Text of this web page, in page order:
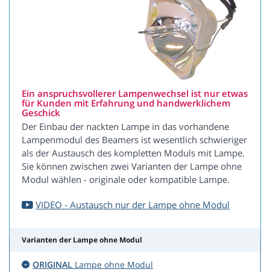
Ein anspruchsvollerer Lampenwechsel ist nur etwas
für Kunden mit Erfahrung und handwerklichem
Geschick
Der Einbau der nackten Lampe in das vorhandene
Lampenmodul des Beamers ist wesentlich schwieriger
als der Austausch des kompletten Moduls mit Lampe.
Sie können zwischen zwei Varianten der Lampe ohne
Modul wählen - originale oder kompatible Lampe.
VIDEO - Austausch nur der Lampe ohne Modul
Varianten der Lampe ohne Modul
ORIGINAL Lampe ohne Modul